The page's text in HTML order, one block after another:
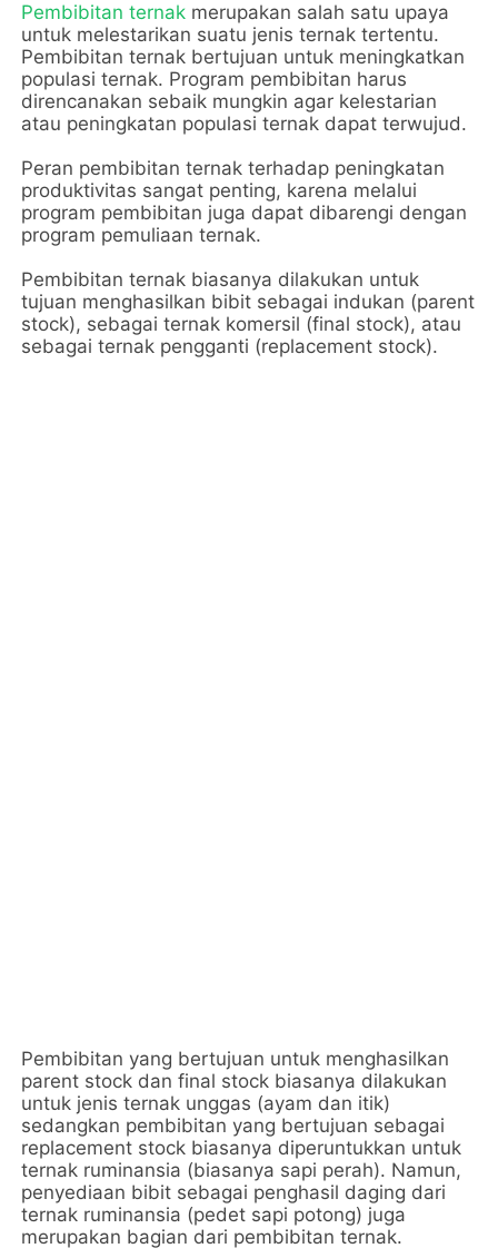
Pembibitan ternak merupakan salah satu upaya
untuk melestarikan suatu jenis ternak tertentu.
Pembibitan ternak bertujuan untuk meningkatkan
populasi ternak. Program pembibitan harus
direncanakan sebaik mungkin agar kelestarian
atau peningkatan populasi ternak dapat terwujud.
Peran pembibitan ternak terhadap peningkatan
produktivitas sangat penting, karena melalui
program pembibitan juga dapat dibarengi dengan
program pemuliaan ternak.
Pembibitan ternak biasanya dilakukan untuk
tujuan menghasilkan bibit sebagai indukan (parent
stock), sebagai ternak komersil (final stock), atau
sebagai ternak pengganti (replacement stock).
Pembibitan yang bertujuan untuk menghasilkan
parent stock dan final stock biasanya dilakukan
untuk jenis ternak unggas (ayam dan itik)
sedangkan pembibitan yang bertujuan sebagai
replacement stock biasanya diperuntukkan untuk
ternak ruminansia (biasanya sapi perah). Namun,
penyediaan bibit sebagai penghasil daging dari
ternak ruminansia (pedet sapi potong) juga
merupakan bagian dari pembibitan ternak.